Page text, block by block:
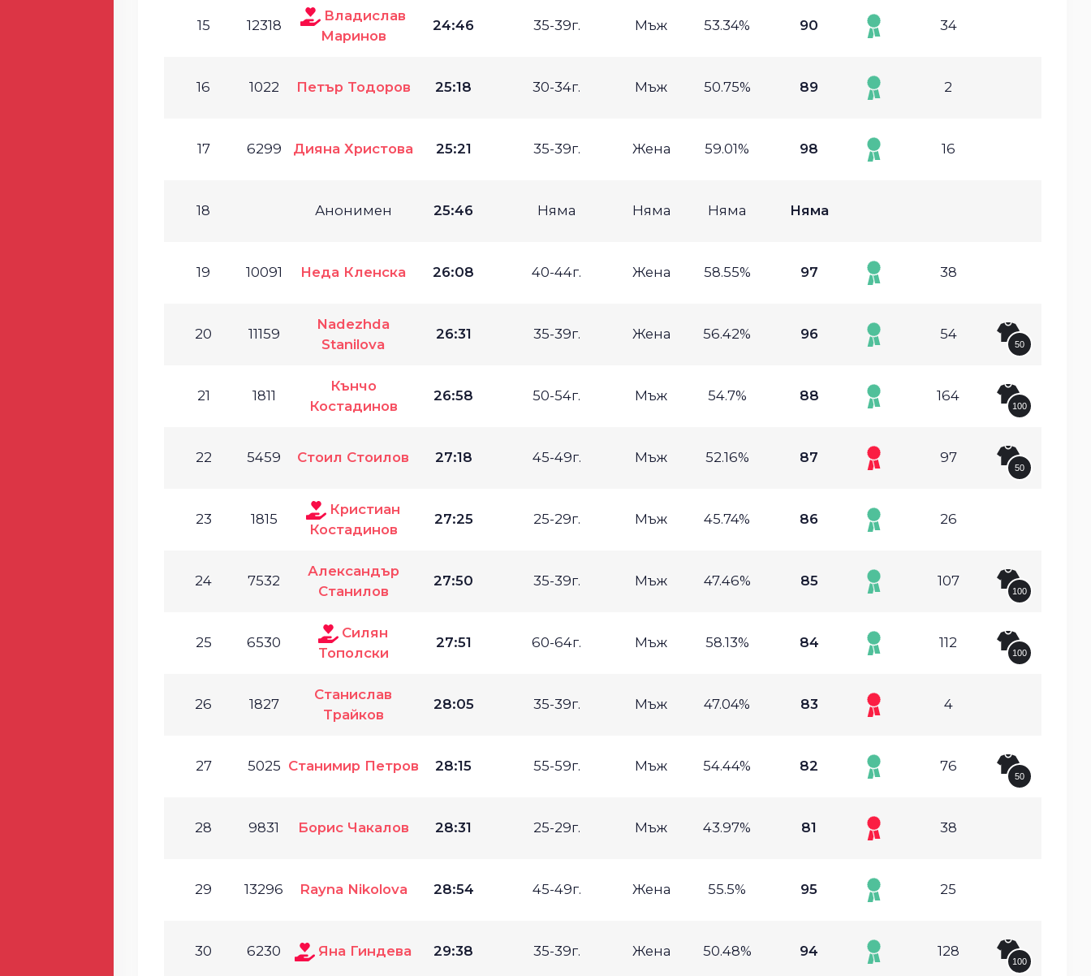
15 12318
Владислав
Маринов
24:46 35-39г. Мъж 53.34% 90 34
16 1022 Петър Тодоров 25:18 30-34г. Мъж 50.75% 89 2
17 6299 Дияна Христова 25:21 35-39г. Жена 59.01% 98 16
18 Анонимен 25:46 Няма Няма Няма Няма
19 10091 Неда Кленска 26:08 40-44г. Жена 58.55% 97 38
20 11159
Nadezhda
Stanilova
26:31 35-39г. Жена 56.42% 96 54
50
21 1811
Кънчо
Костадинов
26:58 50-54г. Мъж 54.7% 88 164
100
22 5459 Стоил Стоилов 27:18 45-49г. Мъж 52.16% 87 97
50
23 1815
Кристиан
Костадинов
27:25 25-29г. Мъж 45.74% 86 26
24 7532
Александър
Станилов
27:50 35-39г. Мъж 47.46% 85 107
100
25 6530
Силян
Тополски
27:51 60-64г. Мъж 58.13% 84 112
100
26 1827
Станислав
Трайков
28:05 35-39г. Мъж 47.04% 83 4
27 5025 Станимир Петров 28:15 55-59г. Мъж 54.44% 82 76
50
28 9831 Борис Чакалов 28:31 25-29г. Мъж 43.97% 81 38
29 13296 Rayna Nikolova 28:54 45-49г. Жена 55.5% 95 25
30 6230 Яна Гиндева 29:38 35-39г. Жена 50.48% 94 128
100